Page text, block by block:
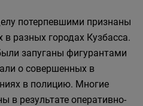
потерпевшими признаны
разных городах Кузбасса.
запуганы фигурантами
о совершенных в
в полицию. Многие
в результате оперативно-